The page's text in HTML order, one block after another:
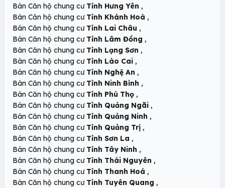
Bán Căn hộ chung cư Tỉnh Hưng Yên ,
Bán Căn hộ chung cư Tỉnh Khánh Hoà ,
Bán Căn hộ chung cư Tỉnh Lai Châu ,
Bán Căn hộ chung cư Tỉnh Lâm Đồng ,
Bán Căn hộ chung cư Tỉnh Lạng Sơn ,
Bán Căn hộ chung cư Tỉnh Lào Cai ,
Bán Căn hộ chung cư Tỉnh Nghệ An ,
Bán Căn hộ chung cư Tỉnh Ninh Bình ,
Bán Căn hộ chung cư Tỉnh Phú Thọ ,
Bán Căn hộ chung cư Tỉnh Quảng Ngãi ,
Bán Căn hộ chung cư Tỉnh Quảng Ninh ,
Bán Căn hộ chung cư Tỉnh Quảng Trị ,
Bán Căn hộ chung cư Tỉnh Sơn La ,
Bán Căn hộ chung cư Tỉnh Tây Ninh ,
Bán Căn hộ chung cư Tỉnh Thái Nguyên ,
Bán Căn hộ chung cư Tỉnh Thanh Hoá ,
Bán Căn hộ chung cư Tỉnh Tuyên Quang ,